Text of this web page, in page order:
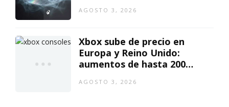
AGOSTO 3, 2026
Xbox sube de precio en
Europa y Reino Unido:
aumentos de hasta 200
AGOSTO 3, 2026